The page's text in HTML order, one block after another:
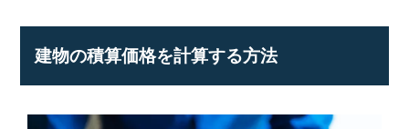
建物の積算価格を計算する方法